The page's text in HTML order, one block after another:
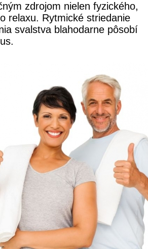
zdrojom nielen fyzického,
relaxu. Rytmické striedanie
svalstva blahodarne pôsobí